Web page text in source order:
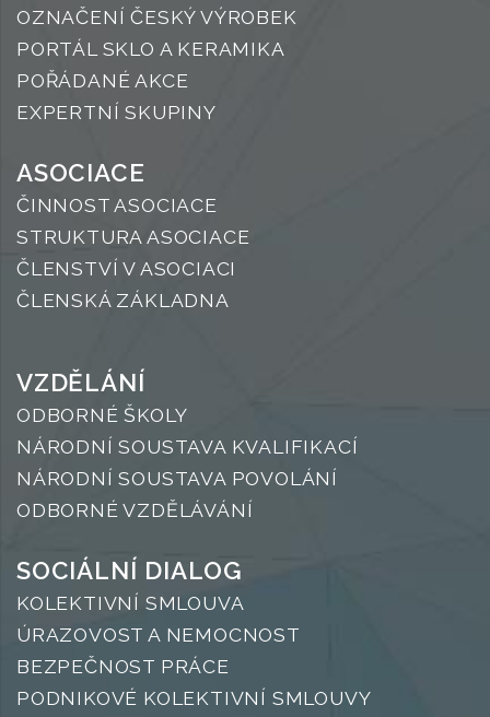
OZNAČENÍ ČESKÝ VÝROBEK
PORTÁL SKLO A KERAMIKA
POŘÁDANÉ AKCE
EXPERTNÍ SKUPINY
ASOCIACE
ČINNOST ASOCIACE
STRUKTURA ASOCIACE
ČLENSTVÍ V ASOCIACI
ČLENSKÁ ZÁKLADNA
VZDĚLÁNÍ
ODBORNÉ ŠKOLY
NÁRODNÍ SOUSTAVA KVALIFIKACÍ
NÁRODNÍ SOUSTAVA POVOLÁNÍ
ODBORNÉ VZDĚLÁVÁNÍ
SOCIÁLNÍ DIALOG
KOLEKTIVNÍ SMLOUVA
ÚRAZOVOST A NEMOCNOST
BEZPEČNOST PRÁCE
PODNIKOVÉ KOLEKTIVNÍ SMLOUVY